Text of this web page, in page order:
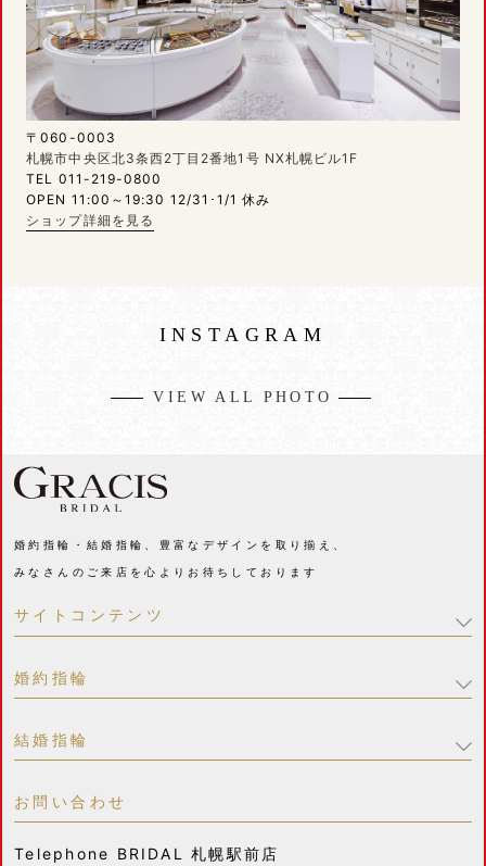
〒060-0003
札幌市中央区北3条西2丁目2番地1号 NX札幌ビル1F
TEL 011-219-0800
OPEN 11:00～19:30 12/31･1/1 休み
ショップ詳細を見る
INSTAGRAM
VIEW ALL PHOTO
婚約指輪・結婚指輪、豊富なデザインを取り揃え、
みなさんのご来店を心よりお待ちしております
サイトコンテンツ
婚約指輪
結婚指輪
お問い合わせ
Telephone BRIDAL 札幌駅前店